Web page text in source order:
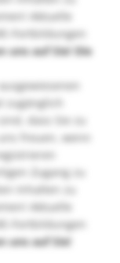
Aktuelle
Fortbildungen
uns auf Sie! Die
dass Sie zu
freuen, wenn
Zugang zu
Inhalten zu
Aktuelle
Fortbildungen
uns auf Sie!